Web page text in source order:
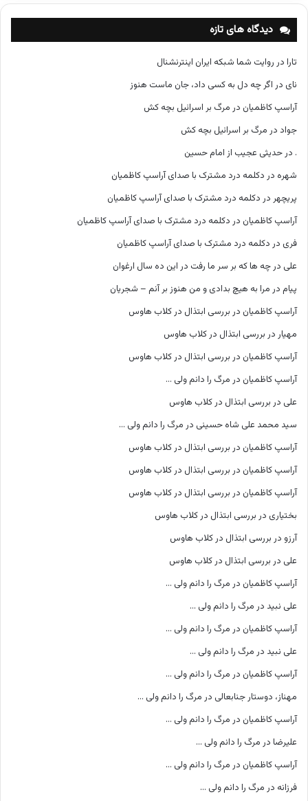
ه‌
ه
دیدگاه های تازه
تارا در روایت شما شبکه ایران اینترنشنال
نای در اگر چه دل به کسی داد، جان ماست هنوز
آراسپ کاظمیان در مرگ بر اسرائیل بچه کش
جواد در مرگ بر اسرائیل بچه کش
. در حدیثی عجیب از امام حسین
شهره در دکلمه درد مشترک با صدای آراسپ کاظمیان
پریچهر در دکلمه درد مشترک با صدای آراسپ کاظمیان
آراسپ کاظمیان در دکلمه درد مشترک با صدای آراسپ کاظمیان
فری در دکلمه درد مشترک با صدای آراسپ کاظمیان
علی در چه ها که بر سر ما رفت در این ده سال ارغوان
پیام در مرا به هیچ بدادی و من هنوز بر آنم – شجریان
آراسپ کاظمیان در بررسی ابتذال در کلاب هاوس
مهیار در بررسی ابتذال در کلاب هاوس
آراسپ کاظمیان در بررسی ابتذال در کلاب هاوس
آراسپ کاظمیان در مرگ را دانم ولی …
علی در بررسی ابتذال در کلاب هاوس
سید محمد علی شاه حسینی در مرگ را دانم ولی …
آراسپ کاظمیان در بررسی ابتذال در کلاب هاوس
آراسپ کاظمیان در بررسی ابتذال در کلاب هاوس
آراسپ کاظمیان در بررسی ابتذال در کلاب هاوس
بختیاری در بررسی ابتذال در کلاب هاوس
آرزو در بررسی ابتذال در کلاب هاوس
علی در بررسی ابتذال در کلاب هاوس
آراسپ کاظمیان در مرگ را دانم ولی …
علی نبید در مرگ را دانم ولی …
آراسپ کاظمیان در مرگ را دانم ولی …
علی نبید در مرگ را دانم ولی …
آراسپ کاظمیان در مرگ را دانم ولی …
مهناز، دوستار جنابعالی در مرگ را دانم ولی …
آراسپ کاظمیان در مرگ را دانم ولی …
علیرضا در مرگ را دانم ولی …
آراسپ کاظمیان در مرگ را دانم ولی …
فرزانه در مرگ را دانم ولی …